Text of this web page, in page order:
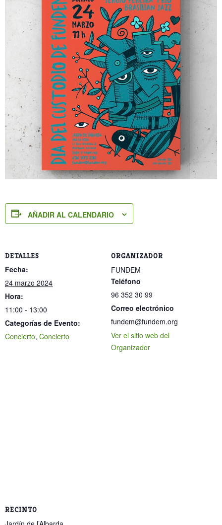
AÑADIR AL CALENDARIO
DETALLES
Fecha:
24 marzo 2024
Hora:
11:00 - 13:00
Categorías de Evento:
Concierto, Concierto
ORGANIZADOR
FUNDEM
Teléfono
96 352 30 99
Correo electrónico
fundem@fundem.org
Ver el sitio web del
Organizador
RECINTO